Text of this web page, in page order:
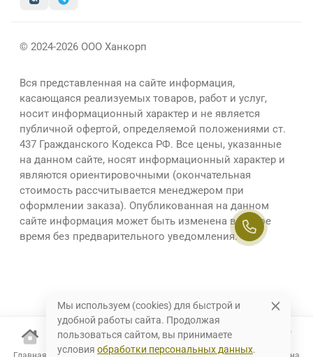
© 2024-2026 ООО Ханкорп
Вся представленная на сайте информация,
касающаяся реализуемых товаров, работ и услуг,
носит информационный характер и не является
публичной офертой, определяемой положениями ст.
437 Гражданского Кодекса РФ. Все цены, указанные
на данном сайте, носят информационный характер и
являются ориентировочными (окончательная
стоимость рассчитывается менеджером при
оформлении заказа). Опубликованная на данном
сайте информация может быть изменена в любое
время без предварительного уведомления.
Мы используем (cookies) для быстрой и
удобной работы сайта. Продолжая
пользоваться сайтом, вы принимаете
условия обработки персональных данных.